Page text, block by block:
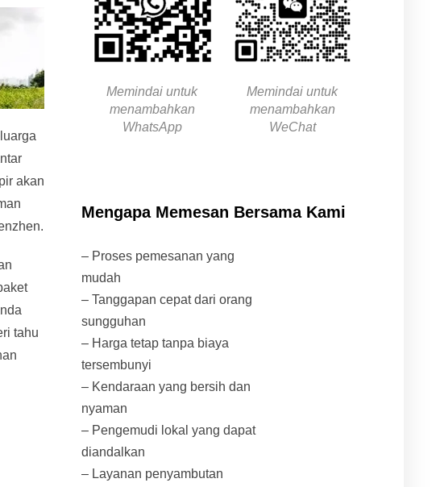
akan
tahu
Memindai untuk
menambahkan
WhatsApp
Memindai untuk
menambahkan
WeChat
Mengapa Memesan Bersama Kami
– Proses pemesanan yang
mudah
– Tanggapan cepat dari orang
sungguhan
– Harga tetap tanpa biaya
tersembunyi
– Kendaraan yang bersih dan
nyaman
– Pengemudi lokal yang dapat
diandalkan
– Layanan penyambutan